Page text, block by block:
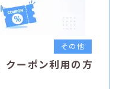
その他
ーポン利用の方